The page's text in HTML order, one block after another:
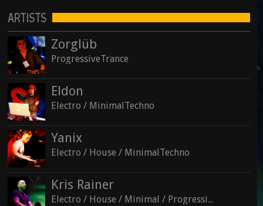
ARTISTS
Zorglüb
ProgressiveTrance
Eldon
Electro / MinimalTechno
Yanix
Electro / House / MinimalTechno
Kris Rainer
Electro / House / Minimal / ProgressiveTechno